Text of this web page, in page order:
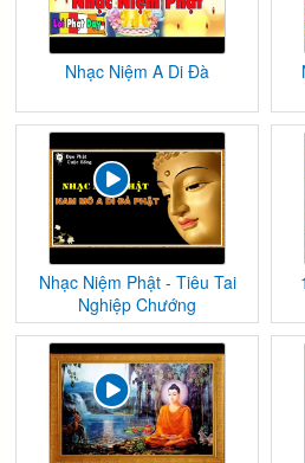
Nhạc Niệm A Di Đà
Nhạc Niệm Phật - Tiêu Tai
Nghiệp Chướng